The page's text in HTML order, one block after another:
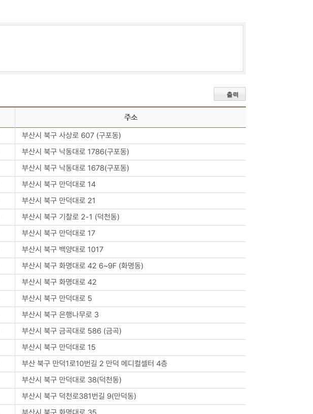
출력
주소
부산시 북구 사상로 607 (구포동)
부산시 북구 낙동대로 1786(구포동)
부산시 북구 낙동대로 1678(구포동)
부산시 북구 만덕대로 14
부산시 북구 만덕대로 21
부산시 북구 기찰로 2-1 (덕천동)
부산시 북구 만덕대로 17
부산시 북구 백양대로 1017
부산시 북구 화명대로 42 6~9F (화명동)
부산시 북구 화명대로 42
부산시 북구 만덕대로 5
부산시 북구 은행나무로 3
부산시 북구 금곡대로 586 (금곡)
부산시 북구 만덕대로 15
부산 북구 만덕1로10번길 2 만덕 메디컬셀터 4층
부산시 북구 만덕대로 38(덕천동)
부산시 북구 덕천로381번길 9(만덕동)